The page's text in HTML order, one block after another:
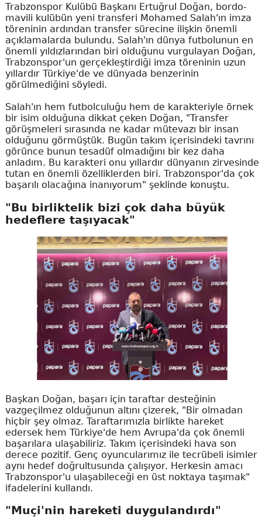
Trabzonspor Kulübü Başkanı Ertuğrul Doğan, bordo-
mavili kulübün yeni transferi Mohamed Salah'ın imza
töreninin ardından transfer sürecine ilişkin önemli
açıklamalarda bulundu. Salah'ın dünya futbolunun en
önemli yıldızlarından biri olduğunu vurgulayan Doğan,
Trabzonspor'un gerçekleştirdiği imza töreninin uzun
yıllardır Türkiye'de ve dünyada benzerinin
görülmediğini söyledi.
Salah'ın hem futbolculuğu hem de karakteriyle örnek
bir isim olduğuna dikkat çeken Doğan, "Transfer
görüşmeleri sırasında ne kadar mütevazı bir insan
olduğunu görmüştük. Bugün takım içerisindeki tavrını
görünce bunun tesadüf olmadığını bir kez daha
anladım. Bu karakteri onu yıllardır dünyanın zirvesinde
tutan en önemli özelliklerden biri. Trabzonspor'da çok
başarılı olacağına inanıyorum" şeklinde konuştu.
"Bu birliktelik bizi çok daha büyük
hedeflere taşıyacak"
Başkan Doğan, başarı için taraftar desteğinin
vazgeçilmez olduğunun altını çizerek, "Bir olmadan
hiçbir şey olmaz. Taraftarımızla birlikte hareket
edersek hem Türkiye'de hem Avrupa'da çok önemli
başarılara ulaşabiliriz. Takım içerisindeki hava son
derece pozitif. Genç oyuncularımız ile tecrübeli isimler
aynı hedef doğrultusunda çalışıyor. Herkesin amacı
Trabzonspor'u ulaşabileceği en üst noktaya taşımak"
ifadelerini kullandı.
"Muçi'nin hareketi duygulandırdı"